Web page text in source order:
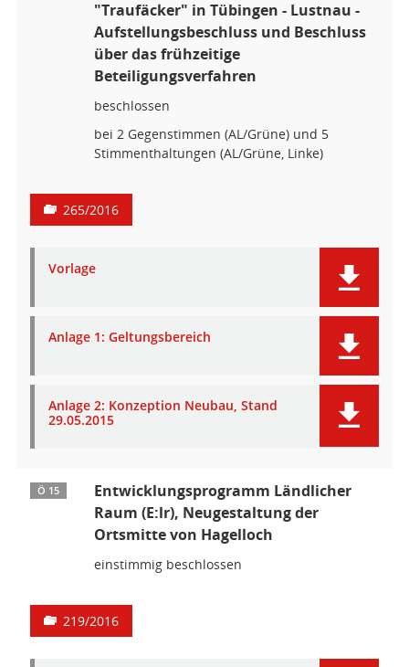
"Traufäcker" in Tübingen - Lustnau -
Aufstellungsbeschluss und Beschluss
über das frühzeitige
Beteiligungsverfahren
beschlossen
bei 2 Gegenstimmen (AL/Grüne) und 5
Stimmenthaltungen (AL/Grüne, Linke)
265/2016
Vorlage
Anlage 1: Geltungsbereich
Anlage 2: Konzeption Neubau, Stand
29.05.2015
Ö 15
Entwicklungsprogramm Ländlicher
Raum (E:lr), Neugestaltung der
Ortsmitte von Hagelloch
einstimmig beschlossen
219/2016